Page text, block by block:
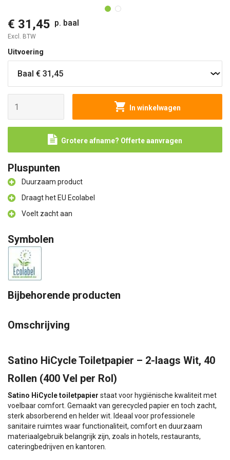
€ 31,45 p. baal
Excl. BTW
Uitvoering
In winkelwagen
Grotere afname? Offerte aanvragen
Pluspunten
Duurzaam product
Draagt het EU Ecolabel
Voelt zacht aan
Symbolen
Bijbehorende producten
Omschrijving
Satino HiCycle Toiletpapier – 2-laags Wit, 40
Rollen (400 Vel per Rol)
Satino HiCycle toiletpapier staat voor hygiënische kwaliteit met
voelbaar comfort. Gemaakt van gerecycled papier en toch zacht,
sterk absorberend en helder wit. Ideaal voor professionele
sanitaire ruimtes waar functionaliteit, comfort en duurzaam
materiaalgebruik belangrijk zijn, zoals in hotels, restaurants,
cateringbedrijven en kantoren.